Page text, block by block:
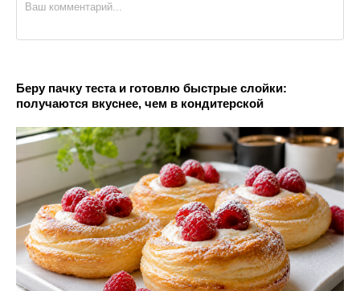
Беру пачку теста и готовлю быстрые слойки:
получаются вкуснее, чем в кондитерской